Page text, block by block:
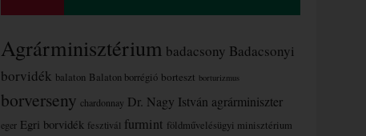
Agrárminisztérium badacsony Badacsonyi
borvidék balaton Balaton borrégió borteszt borturizmus
borverseny chardonnay Dr. Nagy István agrárminiszter
eger Egri borvidék fesztivál furmint földművelésügyi minisztérium